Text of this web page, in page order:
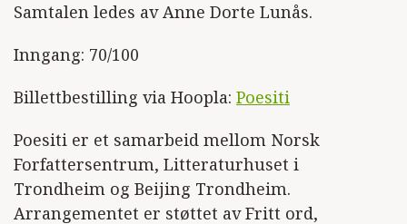
Samtalen ledes av Anne Dorte Lunås.
Inngang: 70/100
Billettbestilling via Hoopla: Poesiti
Poesiti er et samarbeid mellom Norsk
Forfattersentrum, Litteraturhuset i
Trondheim og Beijing Trondheim.
Arrangementet er støttet av Fritt ord,